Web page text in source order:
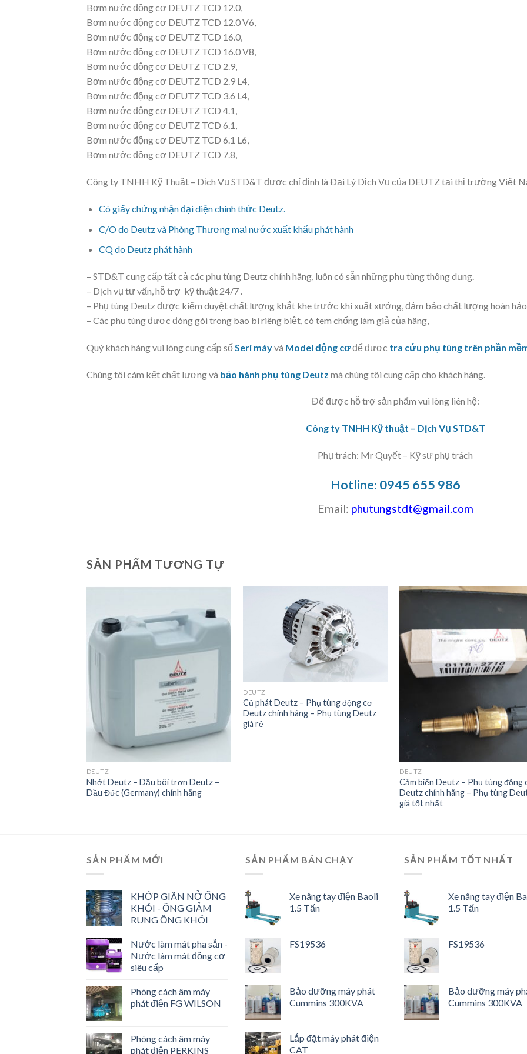
Bơm nước động cơ DEUTZ TCD 12.0,
Bơm nước động cơ DEUTZ TCD 12.0 V6,
Bơm nước động cơ DEUTZ TCD 16.0,
Bơm nước động cơ DEUTZ TCD 16.0 V8,
Bơm nước động cơ DEUTZ TCD 2.9,
Bơm nước động cơ DEUTZ TCD 2.9 L4,
Bơm nước động cơ DEUTZ TCD 3.6 L4,
Bơm nước động cơ DEUTZ TCD 4.1,
Bơm nước động cơ DEUTZ TCD 6.1,
Bơm nước động cơ DEUTZ TCD 6.1 L6,
Bơm nước động cơ DEUTZ TCD 7.8,
Công ty TNHH Kỹ Thuật – Dịch Vụ STD&T được chỉ định là Ðại Lý Dịch Vụ của DEUTZ tại thị trường Việt
Có giấy chứng nhận đại diện chính thức Deutz.
C/O do Deutz và Phòng Thương mại nước xuất khẩu phát hành
CQ do Deutz phát hành
– STD&T cung cấp tất cả các phụ tùng Deutz chính hãng, luôn có sẵn những phụ tùng thông dụng.
– Dịch vụ tư vấn, hỗ trợ kỹ thuật 24/7 .
– Phụ tùng Deutz được kiểm duyệt chất lượng khắt khe trước khi xuất xưởng, đảm bảo chất lượng hoàn
– Các phụ tùng được đóng gói trong bao bì riêng biệt, có tem chống làm giả của hãng,
Quý khách hàng vui lòng cung cấp số Seri máyvà Model động cơđể được tra cứu phụ tùng trên phần
Chúng tôi cám kết chất lượng và bảo hành phụ tùng Deutz mà chúng tôi cung cấp cho khách hàng.
Để được hỗ trợ sản phẩm vui lòng liên hệ:
Công ty TNHH Kỹ thuật – Dịch Vụ STD&T
Phụ trách: Mr Quyết – Kỹ sư phụ trách
Hotline: 0945 655 986
Email: phutungstdt@gmail.com
SẢN PHẨM TƯƠNG TỰ
DEUTZ
Nhớt Deutz – Dầu bôi trơn Deutz –
Dầu Đức (Germany) chính hãng
Add to
Wishlist
DEUTZ
Củ phát Deutz – Phụ tùng động cơ
Deutz chính hãng – Phụ tùng Deutz
giá rẻ
DEUTZ
Cảm biến Deutz – Phụ tùng động
Deutz chính hãng – Phụ tùng
giá tốt nhất
SẢN PHẨM MỚI
KHỚP GIÃN NỞ ỐNG
KHÓI - ỐNG GIẢM
RUNG ỐNG KHÓI
Nước làm mát pha sẵn -
Nước làm mát động cơ
siêu cấp
Phòng cách âm máy
phát điện FG WILSON
Phòng cách âm máy
phát điện PERKINS
SẢN PHẨM BÁN CHẠY
Xe nâng tay điện Baoli
1.5 Tấn
FS19536
Bảo dưỡng máy phát
Cummins 300KVA
Lắp đặt máy phát điện
CAT
SẢN PHẨM TỐT NHẤT
Xe nâng tay điện
1.5 Tấn
FS19536
Bảo dưỡng máy
Cummins 300KVA